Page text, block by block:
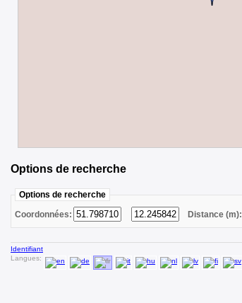
Options de recherche
Options de recherche
Coordonnées:
Distance (m):
Identifiant
Langues: